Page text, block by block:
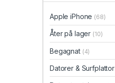
Apple iPhone (68)
Åter på lager (10)
Begagnat (4)
Datorer & Surfplattor